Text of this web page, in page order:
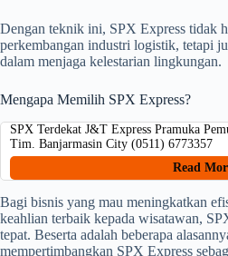
Dengan teknik ini, SPX Express tidak
perkembangan industri logistik, tetapi
dalam menjaga kelestarian lingkungan.
Mengapa Memilih SPX Express?
SPX Terdekat J&T Express Pramuka
Tim. Banjarmasin City (0511) 6773357
Read
Bagi bisnis yang mau meningkatkan
keahlian terbaik kepada wisatawan,
tepat. Beserta adalah beberapa
mempertimbangkan SPX Express